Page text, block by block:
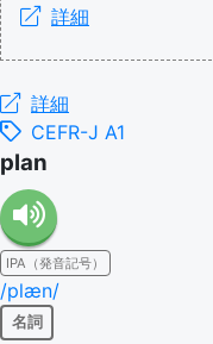
詳細
詳細
CEFR-J A1
plan
IPA（発音記号）
/plæn/
名詞